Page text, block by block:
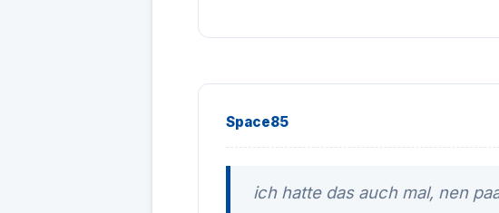
Space85
ich hatte das auch mal, nen